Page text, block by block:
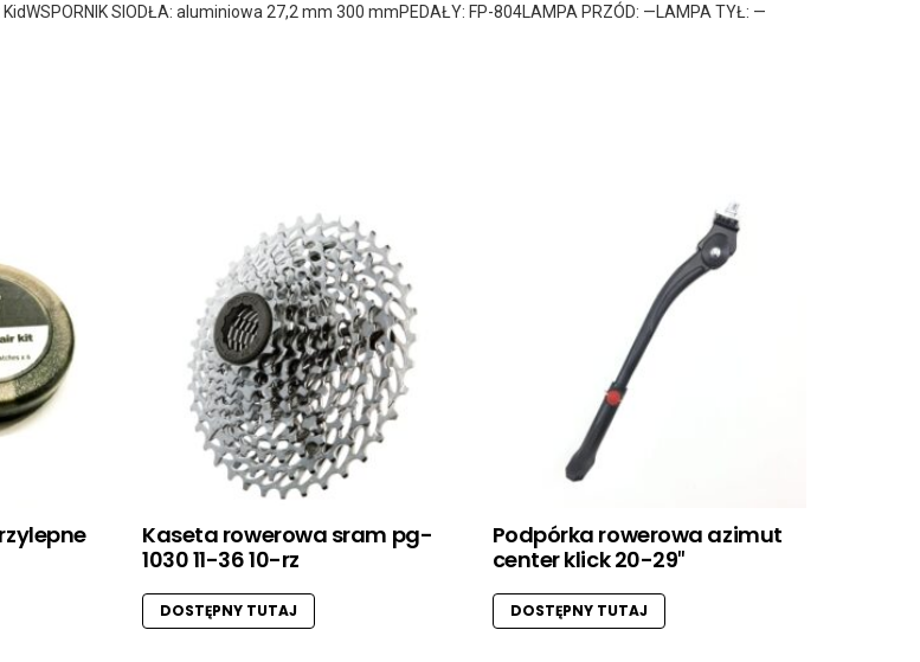
SIODŁA: aluminiowa 27,2 mm 300 mmPEDAŁY: FP-804LAMPA PRZÓD: —LAMPA TYŁ: —
Kaseta rowerowa sram pg-
1030 11-36 10-rz
DOSTĘPNY TUTAJ
Podpórka rowerowa azimut
center klick 20-29″
DOSTĘPNY TUTAJ